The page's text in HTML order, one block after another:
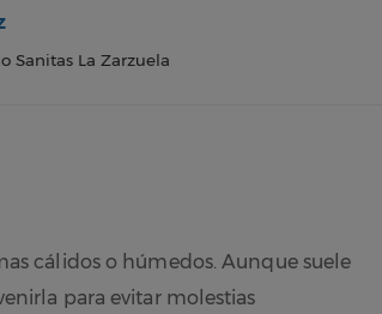
Sanitas La Zarzuela
cálidos o húmedos. Aunque suele
para evitar molestias